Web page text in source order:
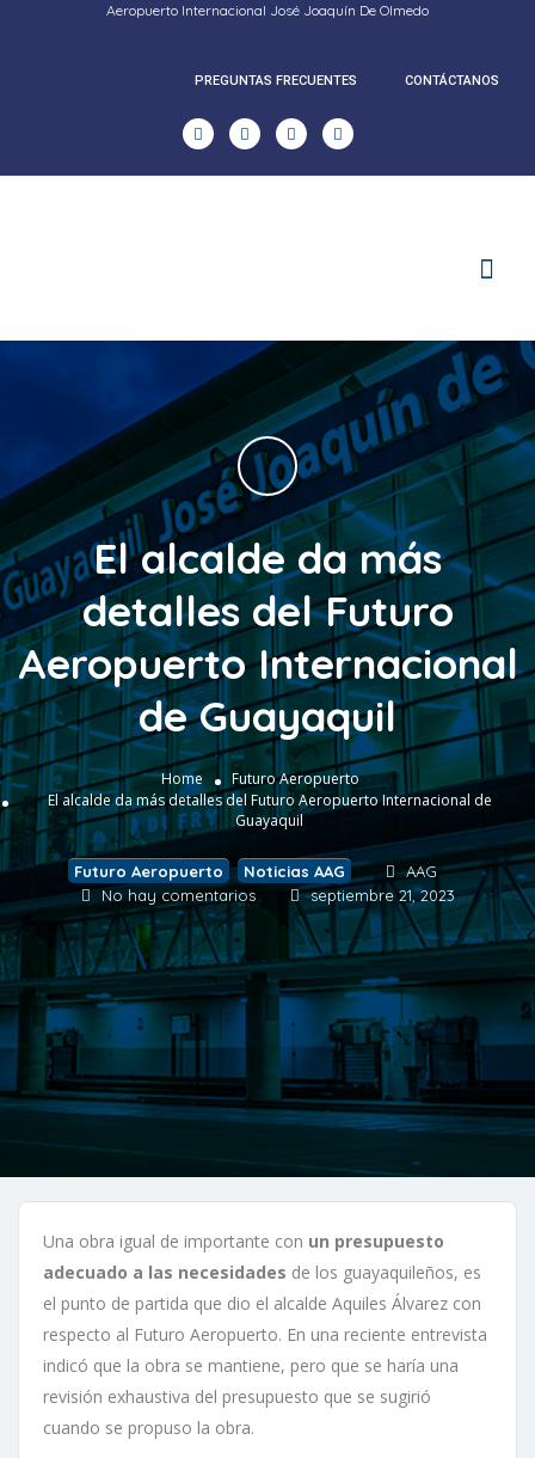
Aeropuerto Internacional José Joaquín De Olmedo
PREGUNTAS FRECUENTES CONTÁCTANOS
El alcalde da más
detalles del Futuro
Aeropuerto Internacional
de Guayaquil
Home
Futuro Aeropuerto
El alcalde da más detalles del Futuro Aeropuerto Internacional de
Guayaquil
Futuro Aeropuerto , Noticias AAG
AAG
No hay comentarios
septiembre 21, 2023
Una obra igual de importante con un presupuesto
adecuado a las necesidades de los guayaquileños, es
el punto de partida que dio el alcalde Aquiles Álvarez con
respecto al Futuro Aeropuerto. En una reciente entrevista
indicó que la obra se mantiene, pero que se haría una
revisión exhaustiva del presupuesto que se sugirió
cuando se propuso la obra.